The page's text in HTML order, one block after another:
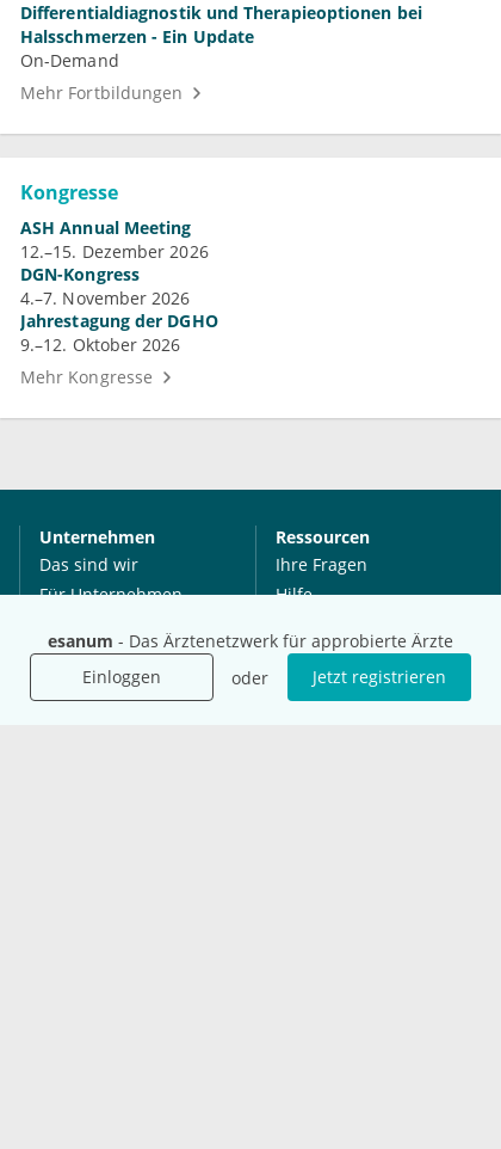
esanum - Das Ärztenetzwerk für approbierte Ärzte
Einloggen
oder Jetzt registrieren
Differentialdiagnostik und Therapieoptionen bei
Halsschmerzen - Ein Update
On-Demand
Mehr Fortbildungen
Kongresse
ASH Annual Meeting
12.–15. Dezember 2026
DGN-Kongress
4.–7. November 2026
Jahrestagung der DGHO
9.–12. Oktober 2026
Mehr Kongresse
Unternehmen
Das sind wir
Für Unternehmen
Mediadaten
Presse
Ressourcen
Ihre Fragen
Hilfe